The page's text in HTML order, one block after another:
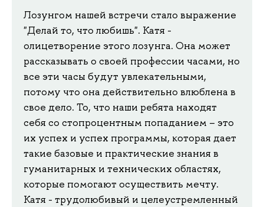
Лозунгом нашей встречи стало выражение
"Делай то, что любишь". Катя -
олицетворение этого лозунга. Она может
рассказывать о своей профессии часами, но
все эти часы будут увлекательными,
потому что она действительно влюблена в
свое дело. То, что наши ребята находят
себя со стопроцентным попаданием – это
их успех и успех программы, которая дает
такие базовые и практические знания в
гуманитарных и технических областях,
которые помогают осуществить мечту.
Катя - трудолюбивый и целеустремленный